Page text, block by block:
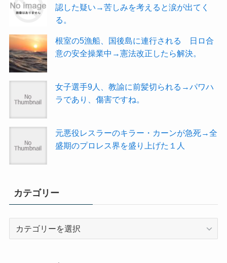
認した疑い→苦しみを考えると涙が出てく
る。
根室の5漁船、国後島に連行される 日ロ合
意の安全操業中→憲法改正したら解決。
女子選手9人、教諭に前髪切られる→パワハ
ラであり、傷害ですね。
元悪役レスラーのキラー・カーンが急死→全
盛期のプロレス界を盛り上げた１人
カテゴリー